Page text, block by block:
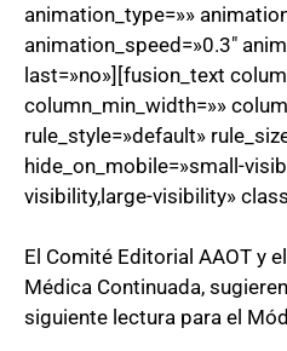
animation_type=»»
animation_speed=»0.3″
last=»no»][fusion_text
column_min_width=»»
rule_style=»default»
hide_on_mobile=»small-
visibility,large-visibility»
El Comité Editorial AAOT y
Médica Continuada,
siguiente lectura para el